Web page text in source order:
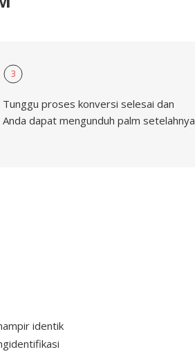
3
Tunggu proses konversi selesai dan
Anda dapat mengunduh palm setelahnya
identik